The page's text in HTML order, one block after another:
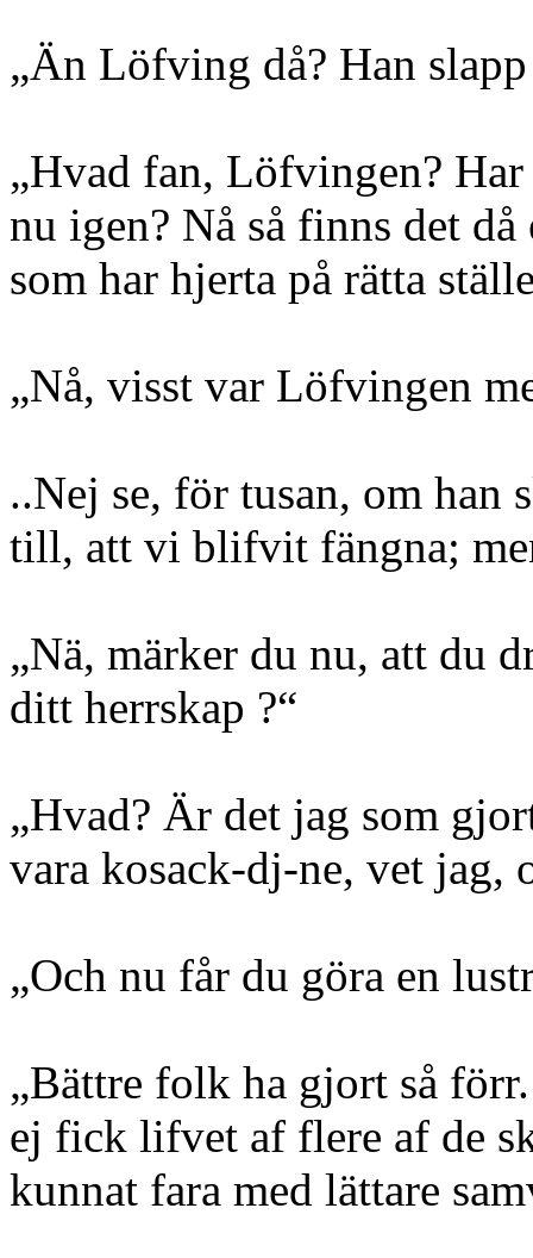
„Än Löfving då? Han
„Hvad fan, Löfvingen?
nu igen? Nå så finns det
som har hjerta på rätta
„Nå, visst var Löfvingen
..Nej se, för tusan, om han
till, att vi blifvit fängna;
„Nä, märker du nu, att du
ditt herrskap ?“
„Hvad? Är det jag som
vara kosack-dj-ne, vet jag,
„Och nu får du göra en
„Bättre folk ha gjort så
ej fick lifvet af flere af de
kunnat fara med lättare